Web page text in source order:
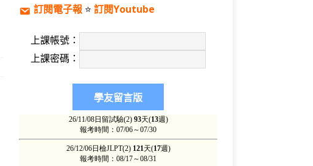
訂閱電子報⭐️ 訂閱Youtube
上課帳號：
上課密碼：